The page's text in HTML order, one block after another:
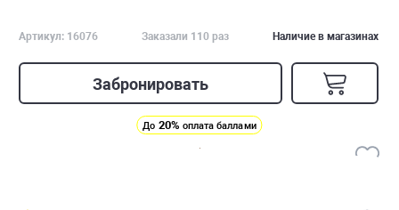
Артикул: 16076 Заказали 110 раз Наличие в магазинах
Забронировать
До 20% оплата баллами